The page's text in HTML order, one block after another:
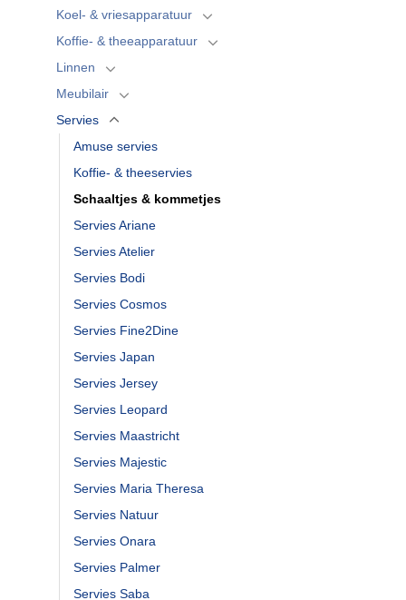
Koel- & vriesapparatuur
Koffie- & theeapparatuur
Linnen
Meubilair
Servies
Amuse servies
Koffie- & theeservies
Schaaltjes & kommetjes
Servies Ariane
Servies Atelier
Servies Bodi
Servies Cosmos
Servies Fine2Dine
Servies Japan
Servies Jersey
Servies Leopard
Servies Maastricht
Servies Majestic
Servies Maria Theresa
Servies Natuur
Servies Onara
Servies Palmer
Servies Saba